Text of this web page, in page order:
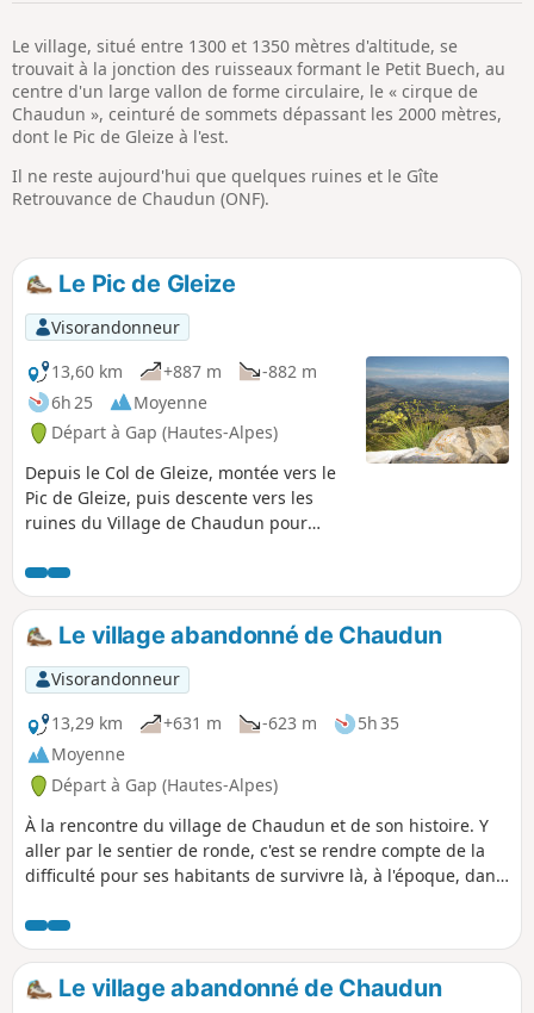
Le village, situé entre 1300 et 1350 mètres d'altitude, se
trouvait à la jonction des ruisseaux formant le Petit Buech, au
centre d'un large vallon de forme circulaire, le « cirque de
Chaudun », ceinturé de sommets dépassant les 2000 mètres,
dont le Pic de Gleize à l'est.
Il ne reste aujourd'hui que quelques ruines et le Gîte
Retrouvance de Chaudun (ONF).
Le Pic de Gleize
Visorandonneur
13,60 km
+887 m
-882 m
6h 25
Moyenne
Départ à Gap (Hautes-Alpes)
Depuis le Col de Gleize, montée vers le
Pic de Gleize, puis descente vers les
ruines du Village de Chaudun pour
Le village abandonné de Chaudun
Visorandonneur
13,29 km
+631 m -623 m
5h 35
Moyenne
Départ à Gap (Hautes-Alpes)
À la rencontre du village de Chaudun et de son histoire. Y
aller par le sentier de ronde, c'est se rendre compte de la
difficulté pour ses habitants de survivre là, à l'époque, dans
l'hiver.
Le village abandonné de Chaudun